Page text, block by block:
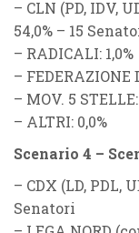
– CLN (PD, IDV,
54,0% – 15
– RADICALI: 1,0%
– FEDERAZIONE
– MOV. 5 STELLE
– ALTRI: 0,0%
Scenario 4 –
– CDX (LD, PDL,
Senatori